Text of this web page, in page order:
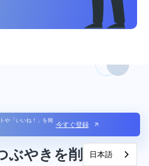
や「いいね！」を簡 今すぐ登録
ぶやきを削除。プ
日本語